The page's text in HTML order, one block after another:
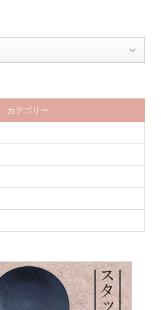
カテゴリー